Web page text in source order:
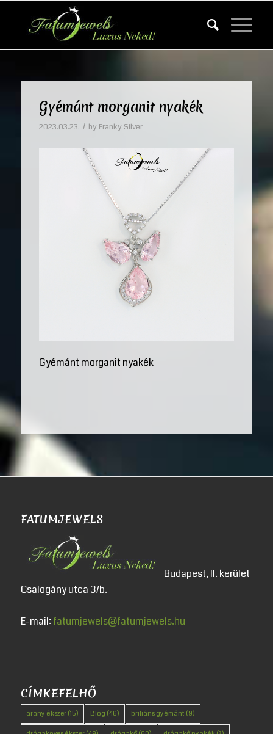
Gyémánt morganit nyakék
2023.03.23. / by Franky Silver
Gyémánt morganit nyakék
FATUMJEWELS
Budapest, II. kerület
Csalogány utca 3/b.
E-mail: fatumjewels@fatumjewels.hu
CÍMKEFELHŐ
arany ékszer(15) Blog (46) briliáns gyémánt (9)